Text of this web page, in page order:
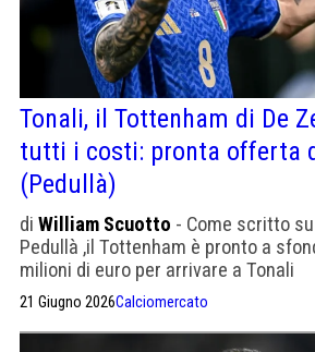
Tonali, il Tottenham di De
tutti i costi: pronta offerta
(Pedullà)
di William Scuotto - Come scritto
Pedullà ,il Tottenham è pronto a
milioni di euro per arrivare a Tonali
21 Giugno 2026Calciomercato